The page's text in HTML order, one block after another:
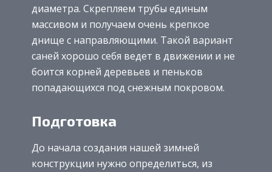
диаметра. Скрепляем трубы единым
массивом и получаем очень крепкое
днище с направляющими. Такой вариант
саней хорошо себя ведет в движении и не
боится корней деревьев и пеньков
попадающихся под снежным покровом.
Подготовка
До начала создания нашей зимней
конструкции нужно определиться, из